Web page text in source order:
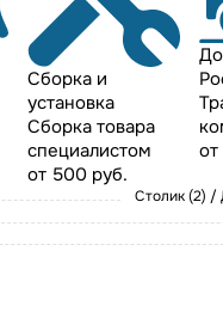
Сборка и
установка
Сборка товара
специалистом
от 500 руб.
Столик (2) /